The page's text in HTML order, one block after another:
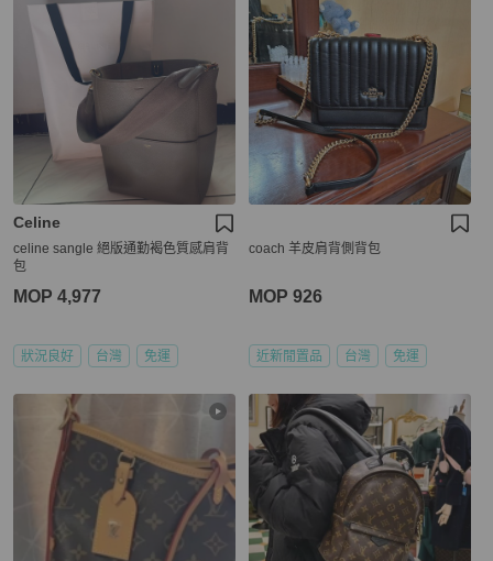
Celine
celine sangle 絕版通勤褐色質感肩背
包
MOP 4,977
狀況良好 台灣 免運
coach 羊皮肩背側背包
MOP 926
近新閒置品 台灣 免運